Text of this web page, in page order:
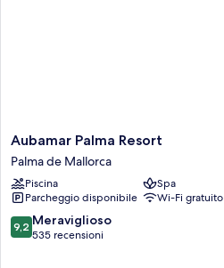
Aubamar
Palma
Resort
Palma
de
Mallorca
Aubamar Palma Resort
Palma de Mallorca
Piscina
Spa
Parcheggio disponibile
Wi-Fi gratuito
9.2
su
9,2 Meraviglioso
535 recensioni